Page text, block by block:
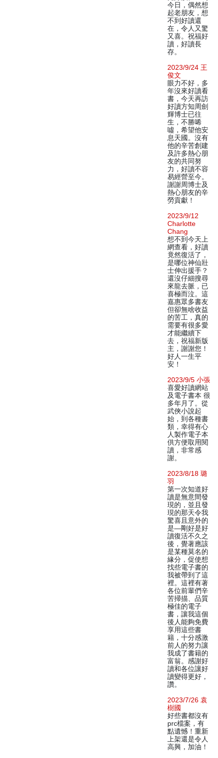
今日，偶然想
起老朋友，想
不到好讀還
在，令人又驚
又喜。祝福好
讀，好讀長
存。
2023/9/24 王
俊文
眼力不好，多
年沒來好讀看
書，今天再訪
好讀方知周劍
輝博士已往
生，不勝唏
噓，希望他安
息天國。沒有
他的辛苦創建
及許多熱心朋
友的共同努
力，好讀不容
易經營至今。
謝謝周博士及
熱心朋友的辛
勞貢獻！
2023/9/12
Charlotte
Chang
想不到今天上
網查看，好讀
竟然復活了，
是哪位神仙壯
士伸出援手？
還沒仔細搜尋
來龍去脈，已
喜極而泣。這
嘉惠眾多書友
但卻無啥收益
的苦工，真的
需要有很多愛
才能繼續下
去，祝福新版
主，謝謝您！
好人一生平
安！
2023/9/5 小張
喜愛好讀網站
及電子書本 很
多年月了。從
武俠小說起
始，到各種書
類，幸得有心
人製作電子本
供方便取用閱
讀，非常感
謝。
2023/8/18 璐
羽
第一次知道好
讀是無意間發
現的，並且發
現的那天令我
驚喜且意外的
是—剛好是好
讀復活不久之
後，覺著應該
是某種莫名的
緣分，促使想
找些電子書的
我被帶到了這
裡。這裡有著
各位前輩們辛
苦掃描、品質
極佳的電子
書，讓我這個
後人能夠免費
享用這些書
籍，十分感激
前人的努力讓
我成了書籍的
富翁。感謝好
讀和各位讓好
讀變得更好，
讚。
2023/7/26 袁
樹國
好些書都沒有
prc檔案，有
點遺憾！重新
上架還是令人
高興，加油！